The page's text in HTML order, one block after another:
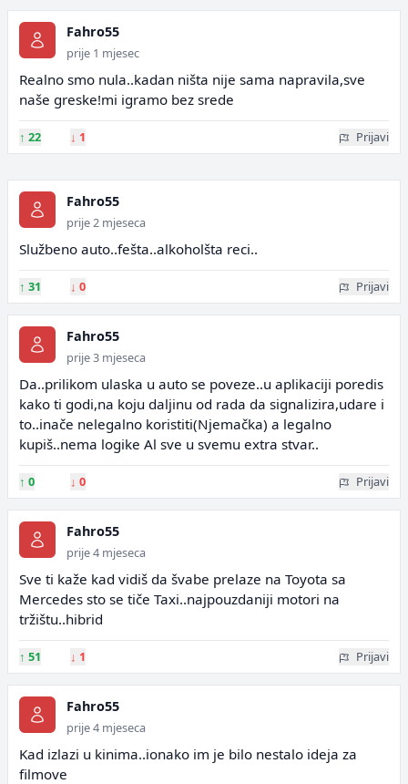
Fahro55
prije 1 mjesec
Realno smo nula..kadan ništa nije sama napravila,sve
naše greske!mi igramo bez srede
↑ 22 ↓ 1 Prijavi
Fahro55
prije 2 mjeseca
Službeno auto..fešta..alkoholšta reci..
↑ 31 ↓ 0 Prijavi
Fahro55
prije 3 mjeseca
Da..prilikom ulaska u auto se poveze..u aplikaciji poredis
kako ti godi,na koju daljinu od rada da signalizira,udare i
to..inače nelegalno koristiti(Njemačka) a legalno
kupiš..nema logike Al sve u svemu extra stvar..
↑ 0 ↓ 0 Prijavi
Fahro55
prije 4 mjeseca
Sve ti kaže kad vidiš da švabe prelaze na Toyota sa
Mercedes sto se tiče Taxi..najpouzdaniji motori na
tržištu..hibrid
↑ 51 ↓ 1 Prijavi
Fahro55
prije 4 mjeseca
Kad izlazi u kinima..ionako im je bilo nestalo ideja za
filmove